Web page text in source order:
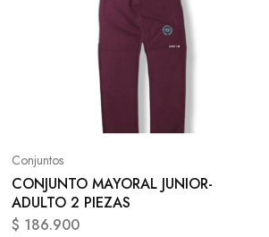
Conjuntos
CONJUNTO MAYORAL JUNIOR-
ADULTO 2 PIEZAS
$ 186.900